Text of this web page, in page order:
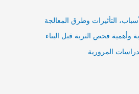
التأثيرات وطرق المعالجة
وأهمية فحص التربة قبل البناء
المرورية